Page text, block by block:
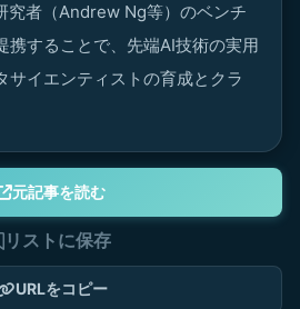
究者（Andrew Ng等）のベンチ
携することで、先端AI技術の実用
サイエンティストの育成とクラ
元記事を読む
リストに保存
URLをコピー